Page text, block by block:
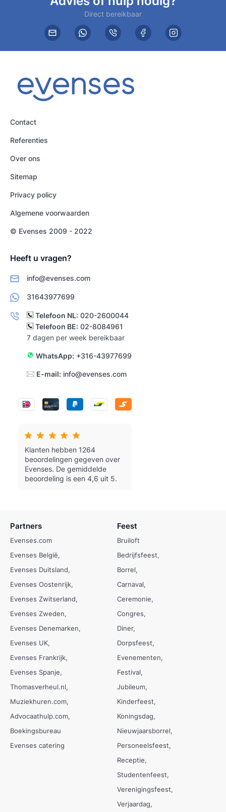
Direct bereikbaar
Contact
Referenties
Over ons
Sitemap
Privacy policy
Algemene voorwaarden
© Evenses 2009 - 2022
Heeft u vragen?
info@evenses.com
31643977699
Telefoon NL: 020-2600044
Telefoon BE: 02-8084961
7 dagen per week bereikbaar
WhatsApp: +316-43977699
E-mail: info@evenses.com
Klanten hebben 1264
beoordelingen gegeven over
Evenses. De gemiddelde
beoordeling is een 4,6 uit 5.
Partners
Evenses.com
Evenses België
Evenses Duitsland
Evenses Oostenrijk
Evenses Zwitserland
Evenses Zweden
Evenses Denemarken
Evenses UK
Evenses Frankrijk
Evenses Spanje
Thomasverheul.nl
Muziekhuren.com
Advocaathulp.com
Boekingsbureau
Evenses catering
Feest
Bruiloft
Bedrijfsfeest
Borrel
Carnaval
Ceremonie
Congres
Diner
Dorpsfeest
Evenementen
Festival
Jubileum
Kinderfeest
Koningsdag
Nieuwjaarsborrel
Personeelsfeest
Receptie
Studentenfeest
Verenigingsfeest
Verjaardag